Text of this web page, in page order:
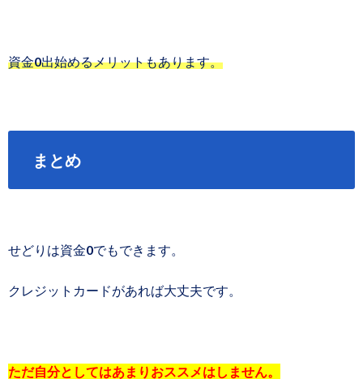
資金0出始めるメリットもあります。
まとめ
せどりは資金0でもできます。
クレジットカードがあれば大丈夫です。
ただ自分としてはあまりおススメはしません。